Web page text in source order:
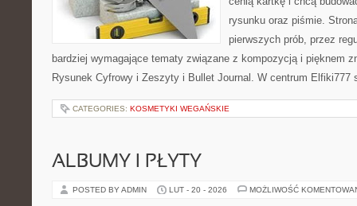
rysunku oraz piśmie.
pierwszych prób, przez
bardziej wymagające tematy związane z kompozycją i pięknem
Rysunek Cyfrowy i Zeszyty i Bullet Journal. W centrum
CATEGORIES: KOSMETYKI WEGAŃSKIE
ALBUMY I PŁYTY
POSTED BY ADMIN LUT - 20 - 2026 MOŻLIWOŚĆ